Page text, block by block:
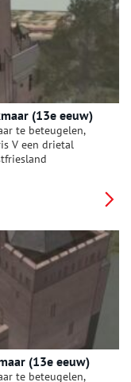
(13e eeuw)
te beteugelen,
V een drietal
en slotvoogden.
(13e eeuw)
te beteugelen,